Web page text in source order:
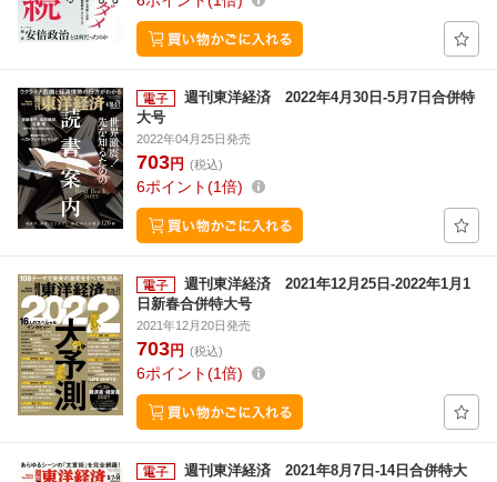
週刊東洋経済 2022年4月30日-5月7日合併特
大号
2022年04月25日発売
703円 (税込)
6ポイント 1倍
週刊東洋経済 2021年12月25日-2022年1月1
日新春合併特大号
2021年12月20日発売
703円 (税込)
6ポイント 1倍
週刊東洋経済 2021年8月7日-14日合併特大